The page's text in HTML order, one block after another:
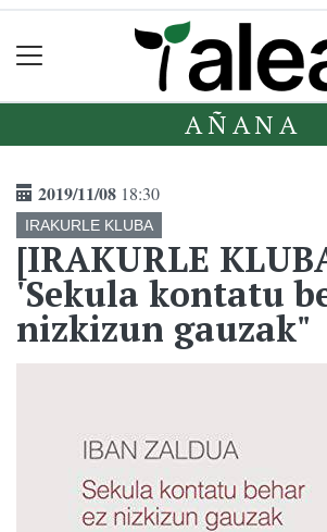
AÑANA
2019/11/08 18:30
IRAKURLE KLUBA
[IRAKURLE
'Sekula kontatu
nizkizun gauzak"